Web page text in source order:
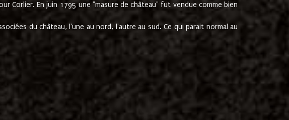
En juin 1795 une "masure de château" fut vendue comme bien
du château, l'une au nord, l'autre au sud. Ce qui parait normal au